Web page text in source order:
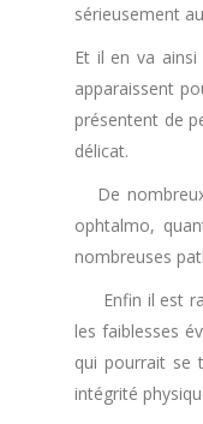
sérieusement
Et il en va
apparaissent
présentent de
délicat.
De nombreux
ophtalmo,
nombreuses
Enfin il est
les faiblesses
qui pourrait se
intégrité